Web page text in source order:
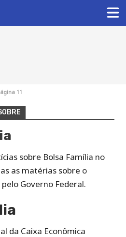
11
sobre Bolsa Família no
as matérias sobre o
Governo Federal.
da Caixa Econômica